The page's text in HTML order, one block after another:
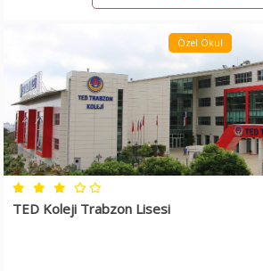
Özel Okul
TED Koleji Trabzon Lisesi